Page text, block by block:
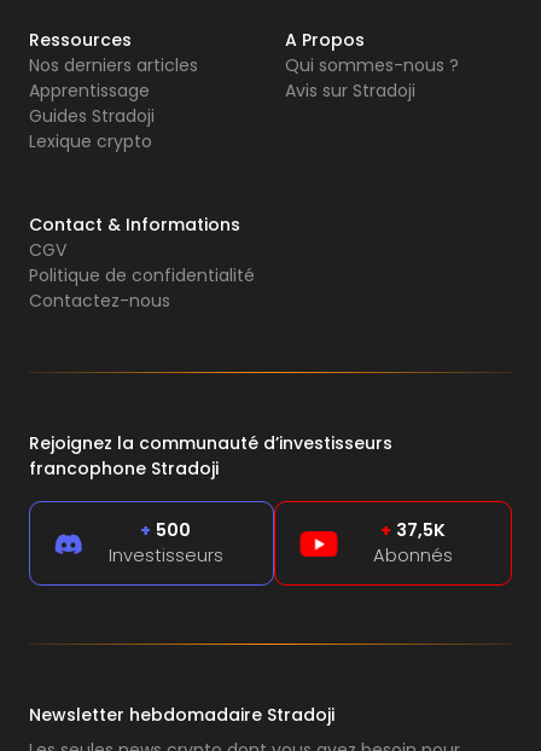
Ressources
Nos derniers articles
Apprentissage
Guides Stradoji
Lexique crypto
A Propos
Qui sommes-nous ?
Avis sur Stradoji
Contact & Informations
CGV
Politique de confidentialité
Contactez-nous
Rejoignez la communauté d’investisseurs
francophone Stradoji
+ 500
Investisseurs
+ 37,5K
Abonnés
Newsletter hebdomadaire Stradoji